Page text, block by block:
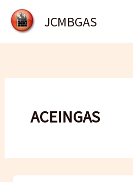
contenido
JCMBGAS
ACEINGAS